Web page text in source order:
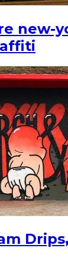
new-